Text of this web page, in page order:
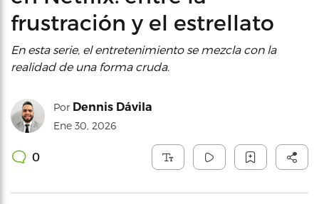
frustración y el estrellato
En esta serie, el entretenimiento se mezcla con la
realidad de una forma cruda.
Por Dennis Dávila
Ene 30, 2026
0